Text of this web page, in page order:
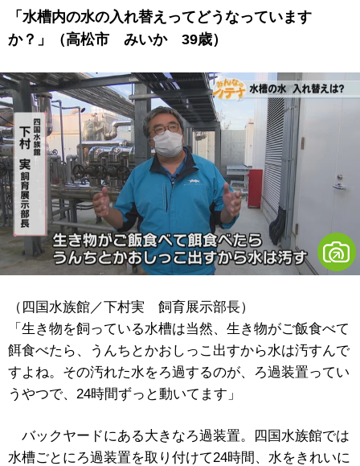
「水槽内の水の入れ替えってどうなっています
か？」（高松市 みいか 39歳）
（四国水族館／下村実 飼育展示部長）
「生き物を飼っている水槽は当然、生き物がご飯食べて
餌食べたら、うんちとかおしっこ出すから水は汚すんで
すよね。その汚れた水をろ過するのが、ろ過装置ってい
うやつで、24時間ずっと動いてます」
バックヤードにある大きなろ過装置。四国水族館では
水槽ごとにろ過装置を取り付けて24時間、水をきれいに